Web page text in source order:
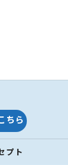
ちら
プト